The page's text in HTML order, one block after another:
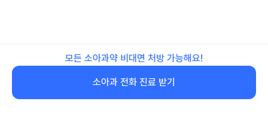
모든 소아과약 비대면 처방 가능해요!
소아과 전화 진료 받기